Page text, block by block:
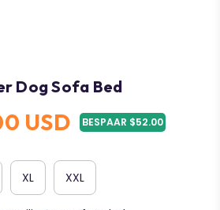
Dog Sofa Bed
USD BESPAAR $52.00
XL XXL